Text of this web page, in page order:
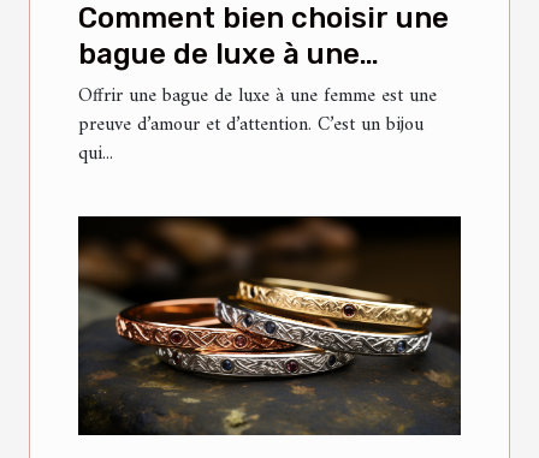
Comment bien choisir une
bague de luxe à une
femme ?
Offrir une bague de luxe à une femme est une
preuve d’amour et d’attention. C’est un bijou
qui...